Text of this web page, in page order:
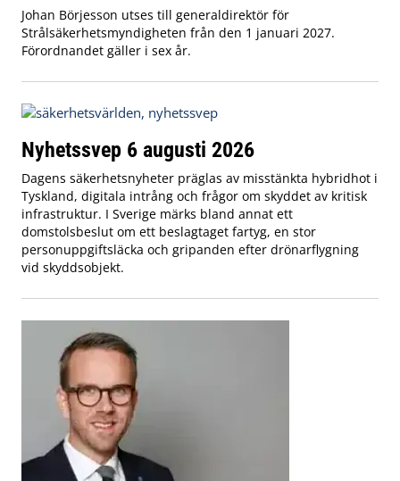
Johan Börjesson utses till generaldirektör för
Strålsäkerhetsmyndigheten från den 1 januari 2027.
Förordnandet gäller i sex år.
Nyhetssvep 6 augusti 2026
Dagens säkerhetsnyheter präglas av misstänkta hybridhot i
Tyskland, digitala intrång och frågor om skyddet av kritisk
infrastruktur. I Sverige märks bland annat ett
domstolsbeslut om ett beslagtaget fartyg, en stor
personuppgiftsläcka och gripanden efter drönarflygning
vid skyddsobjekt.